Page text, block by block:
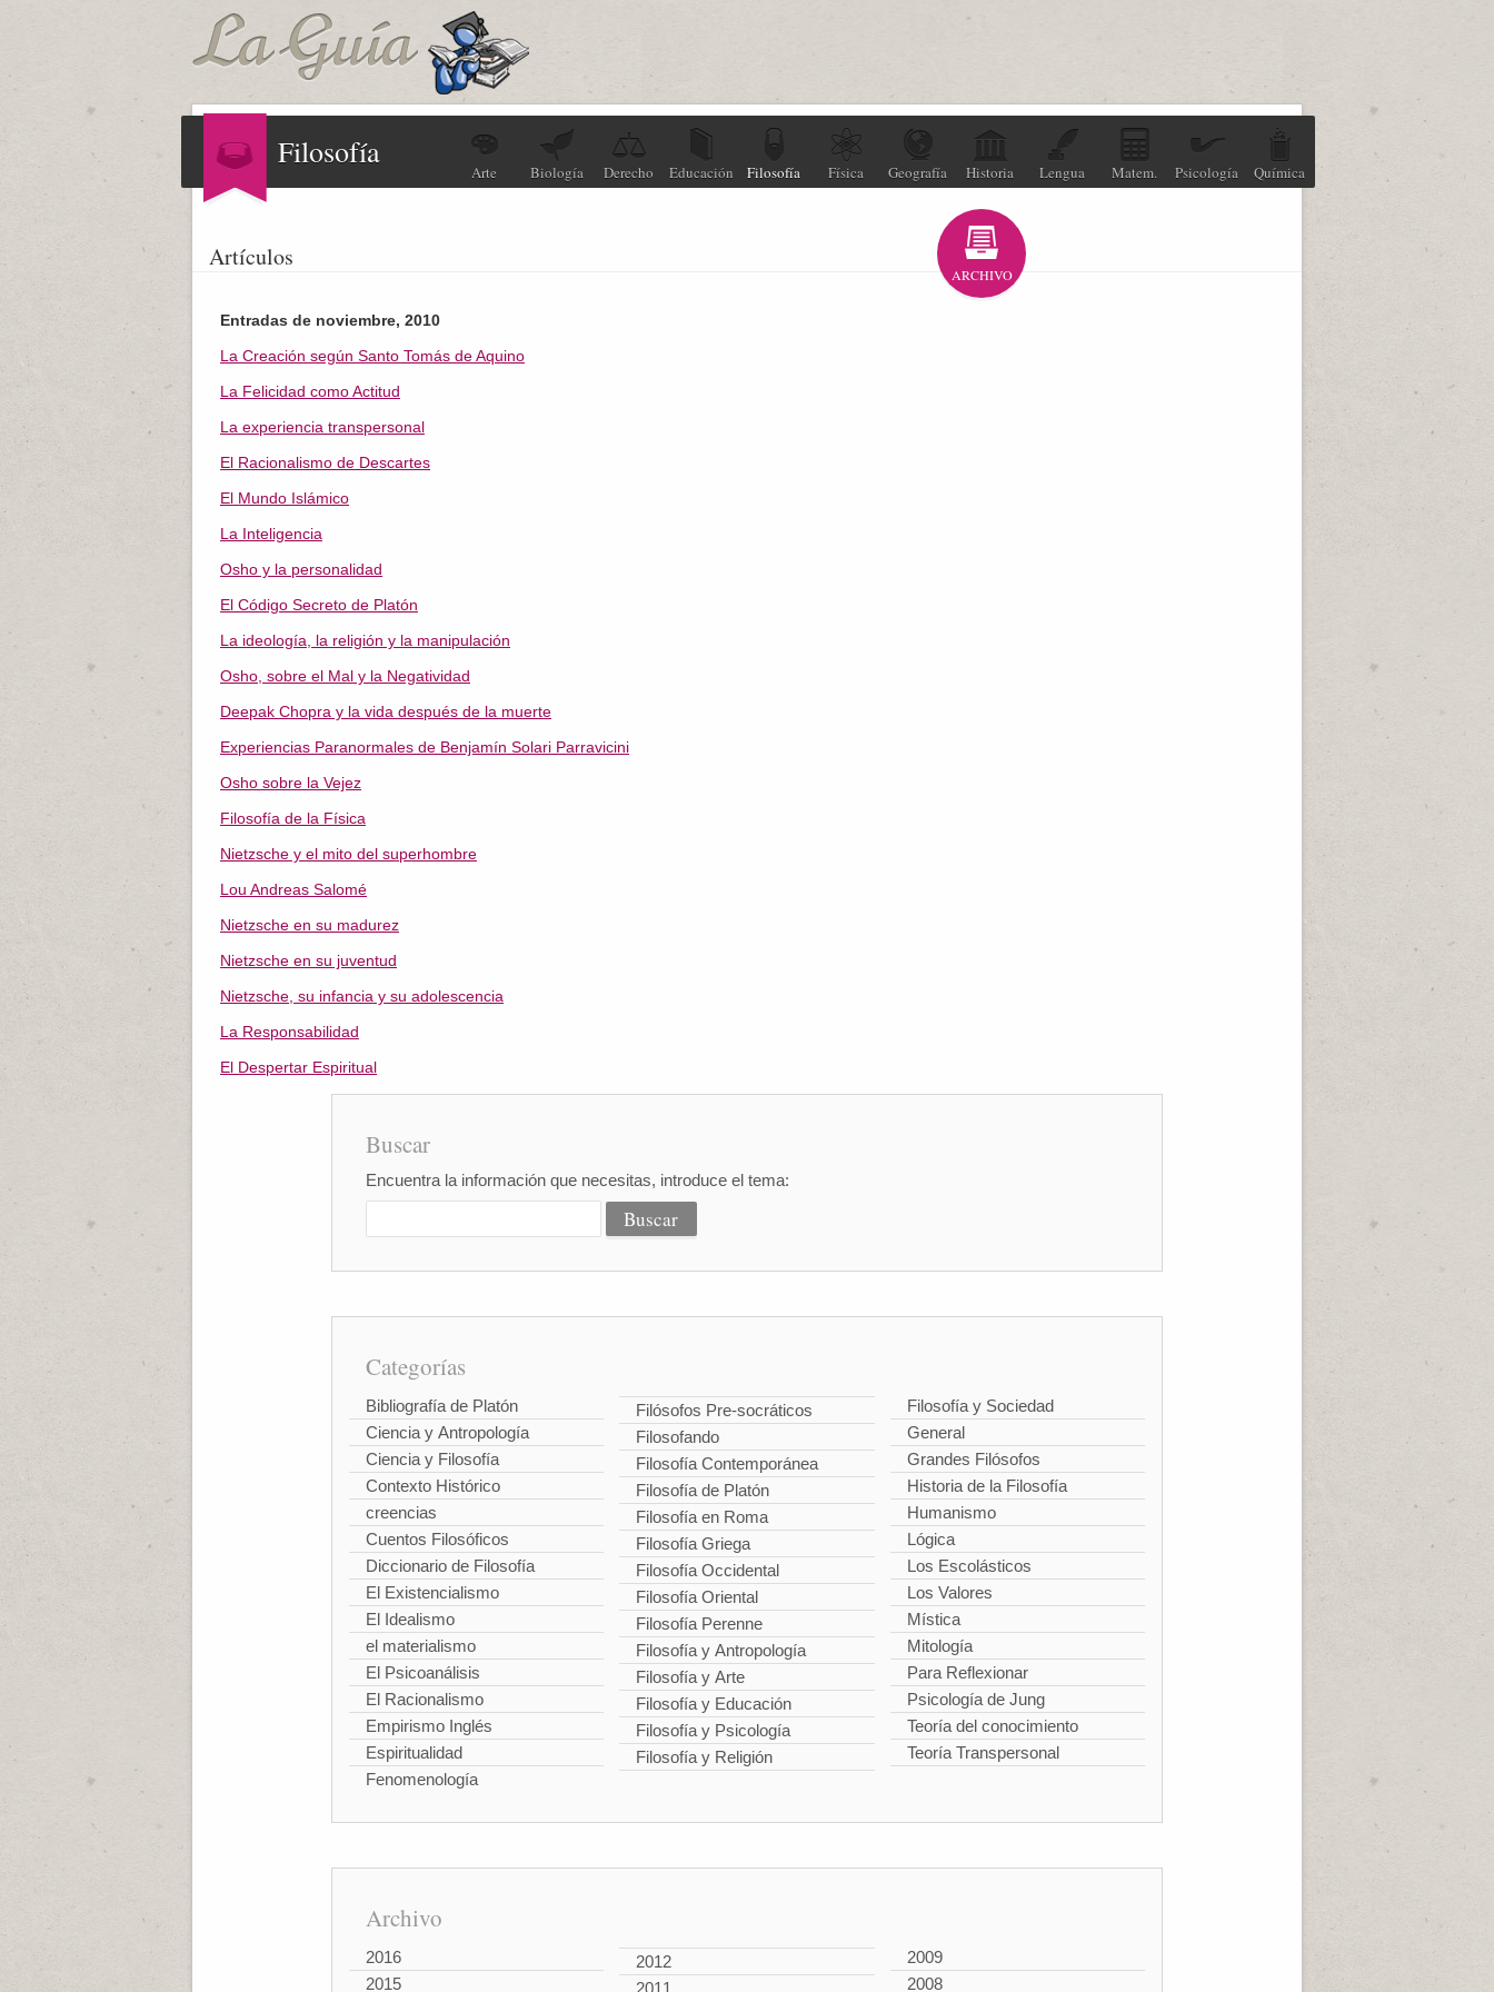
Filosofía
Arte Biología Derecho Educación Filosofía Física Geografía Historia Lengua Matem. Psicología Química
Artículos
ARCHIVO
Entradas de noviembre, 2010
La Creación según Santo Tomás de Aquino
La Felicidad como Actitud
La experiencia transpersonal
El Racionalismo de Descartes
El Mundo Islámico
La Inteligencia
Osho y la personalidad
El Código Secreto de Platón
La ideología, la religión y la manipulación
Osho, sobre el Mal y la Negatividad
Deepak Chopra y la vida después de la muerte
Experiencias Paranormales de Benjamín Solari Parravicini
Osho sobre la Vejez
Filosofía de la Física
Nietzsche y el mito del superhombre
Lou Andreas Salomé
Nietzsche en su madurez
Nietzsche en su juventud
Nietzsche, su infancia y su adolescencia
La Responsabilidad
El Despertar Espiritual
Buscar
Encuentra la información que necesitas, introduce el tema:
Categorías
Bibliografía de Platón
Ciencia y Antropología
Ciencia y Filosofía
Contexto Histórico
creencias
Cuentos Filosóficos
Diccionario de Filosofía
El Existencialismo
El Idealismo
el materialismo
El Psicoanálisis
El Racionalismo
Empirismo Inglés
Espiritualidad
Fenomenología
Filósofos Pre-socráticos
Filosofando
Filosofía Contemporánea
Filosofía de Platón
Filosofía en Roma
Filosofía Griega
Filosofía Occidental
Filosofía Oriental
Filosofía Perenne
Filosofía y Antropología
Filosofía y Arte
Filosofía y Educación
Filosofía y Psicología
Filosofía y Religión
Filosofía y Sociedad
General
Grandes Filósofos
Historia de la Filosofía
Humanismo
Lógica
Los Escolásticos
Los Valores
Mística
Mitología
Para Reflexionar
Psicología de Jung
Teoría del conocimiento
Teoría Transpersonal
Archivo
2016
2015
2012
2011
2009
2008